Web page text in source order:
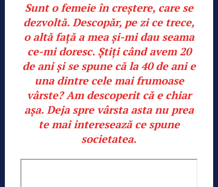
Sunt o femeie în creștere, care se
dezvoltă. Descopăr, pe zi ce trece,
o altă față a mea și-mi dau seama
ce-mi doresc. Știți când avem 20
de ani și se spune că la 40 de ani e
una dintre cele mai frumoase
vârste? Am descoperit că e chiar
așa. Deja spre vârsta asta nu prea
te mai interesează ce spune
societatea.